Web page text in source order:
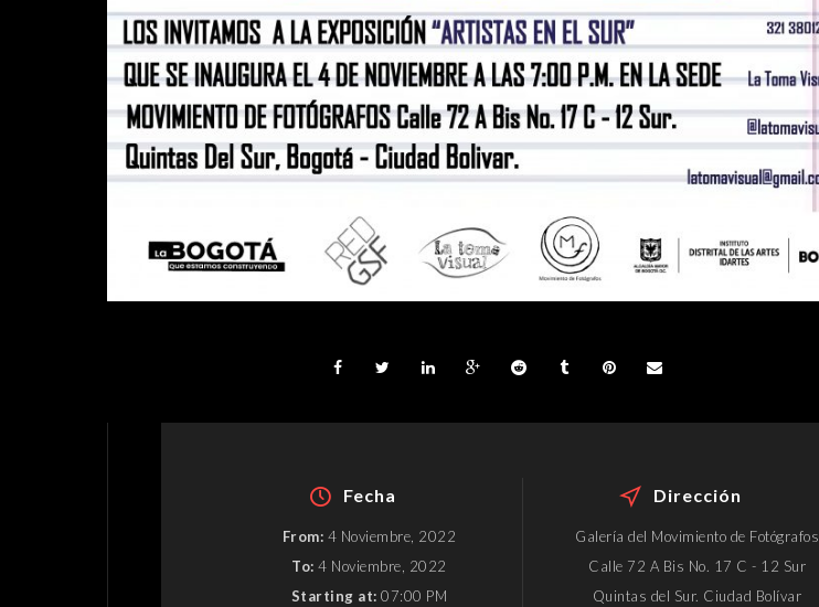
Fecha
From: 4 Noviembre, 2022
To: 4 Noviembre, 2022
Starting at: 07:00 PM
Dirección
Galería del Movimiento de Fotógrafos
Calle 72 A Bis No. 17 C - 12 Sur
Quintas del Sur. Ciudad Bolívar